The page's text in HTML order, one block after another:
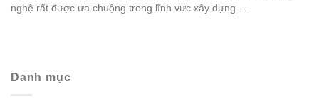
nghệ rất được ưa chuộng trong lĩnh vực xây dựng ...
Danh mục